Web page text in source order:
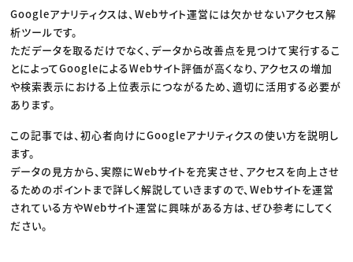
クリエイターインタビュー
C＆R Magazine
ニュース・トレンド トップ
Web
映像
ゲーム・エンタメ
広告
出版
CREATIVE VILLAGEからのお知らせ
プロフェッショナル×つながる×メディア
Googleアナリティクスは、Webサイト運営には欠かせないアクセス解
析ツールです。
ただデータを取るだけでなく、データから改善点を見つけて実行するこ
とによってGoogleによるWebサイト評価が高くなり、アクセスの増加
や検索表示における上位表示につながるため、適切に活用する必要が
あります。
この記事では、初心者向けにGoogleアナリティクスの使い方を説明し
ます。
データの見方から、実際にWebサイトを充実させ、アクセスを向上させ
るためのポイントまで詳しく解説していきますので、Webサイトを運営
されている方やWebサイト運営に興味がある方は、ぜひ参考にしてく
ださい。